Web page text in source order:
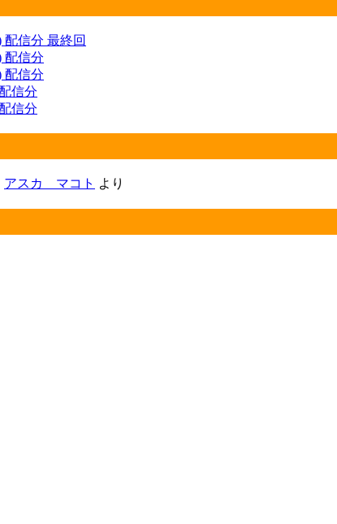
配信分 最終回
配信分
配信分
信分
信分
アスカ マコト より